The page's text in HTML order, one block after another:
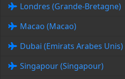
Londres (Grande-Bretagne)
Macao (Macao)
Dubai (Emirats Arabes Unis)
Singapour (Singapour)